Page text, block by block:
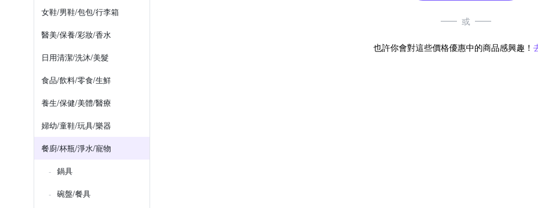
女鞋/男鞋/包包/行李箱
醫美/保養/彩妝/香水
日用清潔/洗沐/美髮
食品/飲料/零食/生鮮
養生/保健/美體/醫療
婦幼/童鞋/玩具/樂器
餐廚/杯瓶/淨水/寵物
鍋具
碗盤/餐具
或
也許你會對這些價格優惠中的商品感興趣！